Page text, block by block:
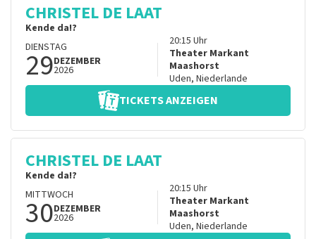
CHRISTEL DE LAAT
Kende da!?
DIENSTAG
29DEZEMBER
2026
20:15 Uhr
Theater Markant
Maashorst
Uden, Niederlande
TICKETS ANZEIGEN
CHRISTEL DE LAAT
Kende da!?
MITTWOCH
30DEZEMBER
2026
20:15 Uhr
Theater Markant
Maashorst
Uden, Niederlande